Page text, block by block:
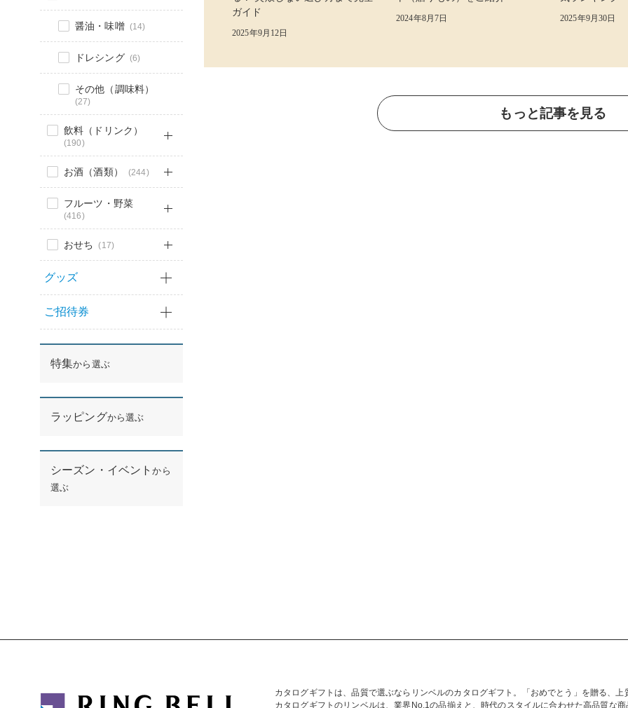
醤油・味噌 (14)
ドレシング (6)
その他（調味料）
(27)
飲料（ドリンク）
(190)
お酒（酒類） (244)
フルーツ・野菜
(416)
おせち (17)
グッズ
ご招待券
特集から選ぶ
ラッピングから選ぶ
シーズン・イベントから
選ぶ
ガイド
2025年9月12日
2024年8月7日 2025年9月30日
もっと記事を見る
カタログギフトは、品質で選ぶならリンベルのカタログギフト。「おめでとう」を贈る、
カタログギフトのリンベルは、業界No.1の品揃えと、時代のスタイルに合わせた高品質な